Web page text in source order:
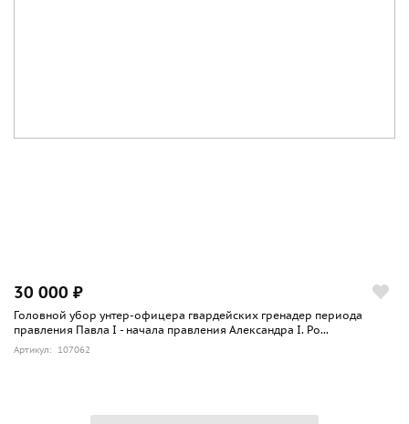
30 000 ₽
Головной убор унтер-офицера гвардейских гренадер периода
правления Павла I - начала правления Александра I. Ро...
Артикул: 107062